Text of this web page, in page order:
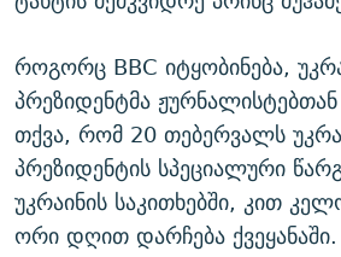
როგორც BBC იტყობინება,
პრეზიდენტმა
თქვა, რომ 20 თებერვალს
პრეზიდენტის სპეციალური
უკრაინის საკითხებში, კით
ორი დღით დარჩება ქვეყანაში.